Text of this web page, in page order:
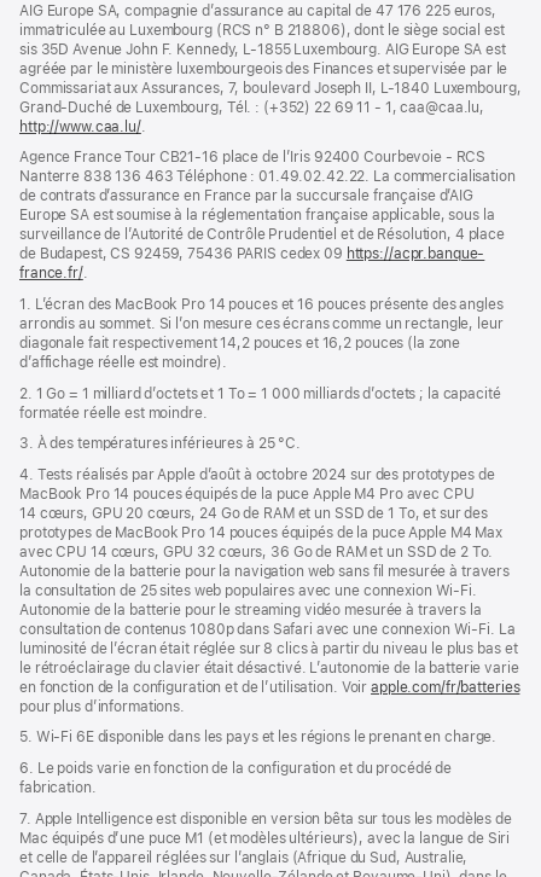
une
nouvelle
fenêtre)
AIG Europe SA, compagnie d’assurance au capital de 47 176 225 euros,
immatriculée au Luxembourg (RCS n° B 218806), dont le siège social est
sis 35D Avenue John F. Kennedy, L-1855 Luxembourg. AIG Europe SA est
agréée par le ministère luxembourgeois des Finances et supervisée par le
Commissariat aux Assurances, 7, boulevard Joseph II, L-1840 Luxembourg,
Grand-Duché de Luxembourg, Tél. : (+352) 22 69 11 - 1, caa@caa.lu,
http://www.caa.lu/(s’ouvre
une
nouvelle
fenêtre)
.
Agence France Tour CB21-16 place de l’Iris 92400 Courbevoie - RCS
Nanterre 838 136 463 Téléphone : 01.49.02.42.22. La commercialisation
de contrats d’assurance en France par la succursale française d’AIG
Europe SA est soumise à la réglementation française applicable, sous la
surveillance de l’Autorité de Contrôle Prudentiel et de Résolution, 4 place
de Budapest, CS 92459, 75436 PARIS cedex 09 https://acpr.banque-
france.fr/(s’ouvre
une
nouvelle
fenêtre)
.
1. L’écran des MacBook Pro 14 pouces et 16 pouces présente des angles
arrondis au sommet. Si l’on mesure ces écrans comme un rectangle, leur
diagonale fait respectivement 14,2 pouces et 16,2 pouces (la zone
d’affichage réelle est moindre).
2. 1 Go = 1 milliard d’octets et 1 To = 1 000 milliards d’octets ; la capacité
formatée réelle est moindre.
3. À des températures inférieures à 25 °C.
4. Tests réalisés par Apple d’août à octobre 2024 sur des prototypes de
MacBook Pro 14 pouces équipés de la puce Apple M4 Pro avec CPU
14 cœurs, GPU 20 cœurs, 24 Go de RAM et un SSD de 1 To, et sur des
prototypes de MacBook Pro 14 pouces équipés de la puce Apple M4 Max
avec CPU 14 cœurs, GPU 32 cœurs, 36 Go de RAM et un SSD de 2 To.
Autonomie de la batterie pour la navigation web sans fil mesurée à travers
la consultation de 25 sites web populaires avec une connexion Wi-Fi.
Autonomie de la batterie pour le streaming vidéo mesurée à travers la
consultation de contenus 1080p dans Safari avec une connexion Wi-Fi. La
luminosité de l’écran était réglée sur 8 clics à partir du niveau le plus bas et
le rétroéclairage du clavier était désactivé. L’autonomie de la batterie varie
en fonction de la configuration et de l’utilisation. Voirapple.com/fr/batteries
pour plus d’informations.
5. Wi-Fi 6E disponible dans les pays et les régions le prenant en charge.
6. Le poids varie en fonction de la configuration et du procédé de
fabrication.
7. Apple Intelligence est disponible en version bêta sur tous les modèles de
Mac équipés d’une puce M1 (et modèles ultérieurs), avec la langue de Siri
et celle de l’appareil réglées sur l’anglais (Afrique du Sud, Australie,